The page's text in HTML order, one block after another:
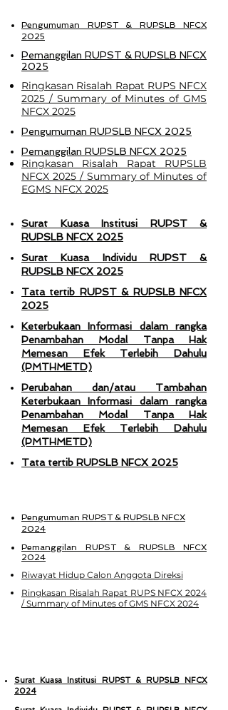
Pengumuman RUPST & RUPSLB NFCX
2025
Pemanggilan RUPST & RUPSLB NFCX
2025
Ringkasan Risalah Rapat RUPS NFCX
2025 / Summary of Minutes of GMS
NFCX 2025
Pengumuman RUPSLB NFCX 2025
Pemanggilan RUPSLB NFCX 2025
Ringkasan Risalah Rapat RUPSLB
NFCX 2025 / Summary of Minutes of
EGMS NFCX 2025
Surat Kuasa Institusi RUPST &
RUPSLB NFCX 2025
Surat Kuasa Individu RUPST &
RUPSLB NFCX 2025
Tata tertib RUPST & RUPSLB NFCX
2025
Keterbukaan Informasi dalam rangka
Penambahan Modal Tanpa Hak
Memesan Efek Terlebih Dahulu
(PMTHMETD)
Perubahan dan/atau Tambahan
Keterbukaan Informasi dalam rangka
Penambahan Modal Tanpa Hak
Memesan Efek Terlebih Dahulu
(PMTHMETD)
Tata tertib RUPSLB NFCX 2025
Pengumuman RUPST & RUPSLB NFCX
2024
Pemanggilan RUPST & RUPSLB NFCX
2024
Riwayat Hidup Calon Anggota Direksi
Ringkasan Risalah Rapat RUPS NFCX 2024
/ Summary of Minutes of GMS NFCX 2024
Surat Kuasa Institusi RUPST & RUPSLB NFCX
2024